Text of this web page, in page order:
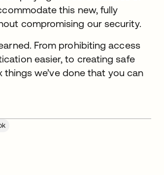
this new, fully
compromising our security.
From prohibiting access
easier, to creating safe
we’ve done that you can